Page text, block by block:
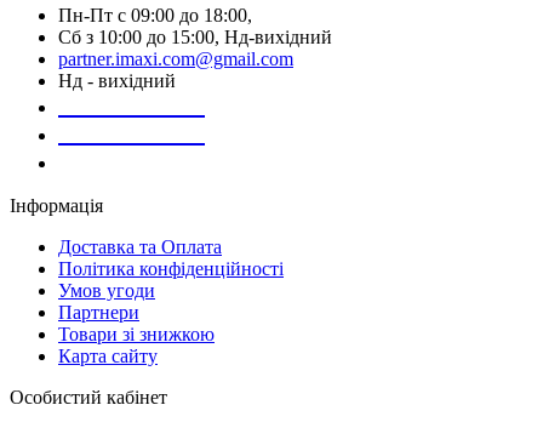
Пн-Пт с 09:00 до 18:00,
Сб з 10:00 до 15:00, Нд-вихідний
partner.imaxi.com@gmail.com
Нд - вихідний
Інформація
Доставка та Оплата
Політика конфіденційності
Умов угоди
Партнери
Товари зі знижкою
Карта сайту
Особистий кабінет